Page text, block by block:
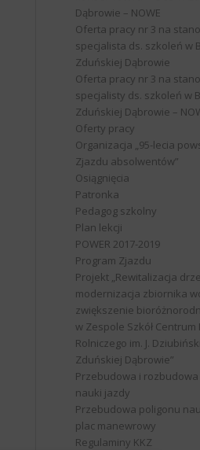
Dąbrowie – NOWE
Oferta pracy nr 3 na
specjalista ds. szkoleń w
Zduńskiej Dąbrowie
Oferta pracy nr 3 na
specjalisty ds. szkoleń w
Zduńskiej Dąbrowie –
Oferty pracy
Organizacja „95-lecia
Zjazdu absolwentów”
Osiągnięcia
Patronka
Pedagog szkolny
Plan lekcji
POWER 2017-2019
Program Zjazdu
Projekt „Rewitalizacja
modernizacja zbiornika
zwiększenie
w Zespole Szkół Centrum
Rolniczego im. J.
Zduńskiej Dąbrowie”
Przebudowa i
nauki jazdy
Przebudowa poligonu
plac manewrowy
Regulaminy KKZ